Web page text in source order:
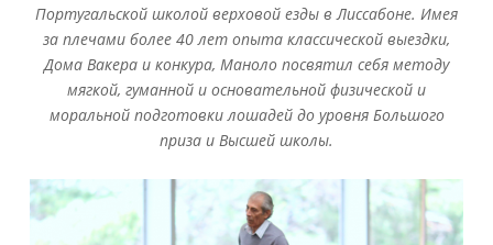
Португальской школой верховой езды в Лиссабоне. Имея
за плечами более 40 лет опыта классической выездки,
Дома Вакера и конкура, Маноло посвятил себя методу
мягкой, гуманной и основательной физической и
моральной подготовки лошадей до уровня Большого
приза и Высшей школы.